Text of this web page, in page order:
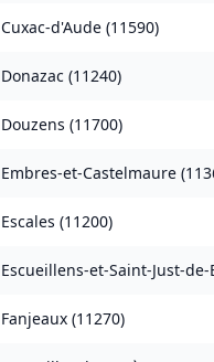
Cuxac-d'Aude (11590)
Donazac (11240)
Douzens (11700)
Embres-et-Castelmaure (
Escales (11200)
Escueillens-et-Saint-Just-
Fanjeaux (11270)